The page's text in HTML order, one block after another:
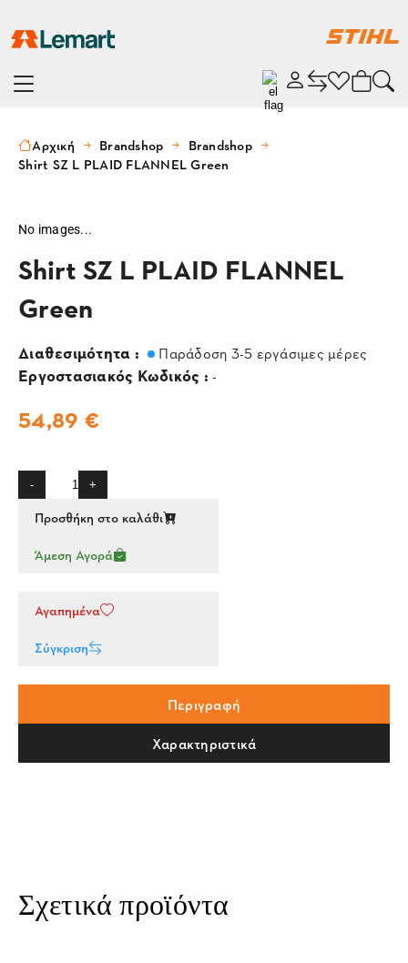
Αρχική Brandshop
Brandshop
Shirt SZ L PLAID FLANNEL Green
No images...
Shirt SZ L PLAID FLANNEL
Green
Διαθεσιμότητα : Παράδοση 3-5 εργάσιμες μέρες
Εργοστασιακός Κωδικός : -
54,89 €
- +
Προσθήκη στο καλάθι
Άμεση Αγορά
Αγαπημένα
Σύγκριση
Περιγραφή
Χαρακτηριστικά
Σχετικά προϊόντα